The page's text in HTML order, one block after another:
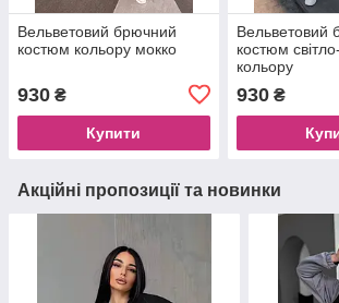
Вельветовий брючний
костюм кольору мокко
930 ₴
Купити
Вельветовий
костюм
кольору
930₴
Акційні пропозиції та новинки